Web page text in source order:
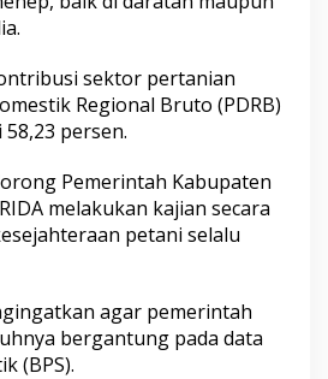
sektor pertanian
Regional Bruto (PDRB)
persen.
Pemerintah Kabupaten
melakukan kajian secara
petani selalu
agar pemerintah
bergantung pada data
(BPS).